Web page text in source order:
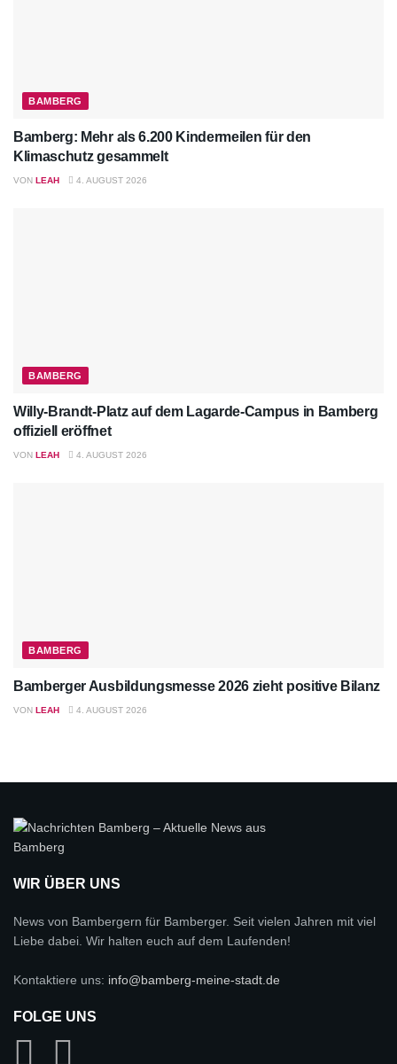
BAMBERG
Bamberg: Mehr als 6.200 Kindermeilen für den
Klimaschutz gesammelt
VON LEAH 4. AUGUST 2026
BAMBERG
Willy-Brandt-Platz auf dem Lagarde-Campus in Bamberg
offiziell eröffnet
VON LEAH 4. AUGUST 2026
BAMBERG
Bamberger Ausbildungsmesse 2026 zieht positive Bilanz
VON LEAH 4. AUGUST 2026
WIR ÜBER UNS
News von Bambergern für Bamberger. Seit vielen Jahren mit viel
Liebe dabei. Wir halten euch auf dem Laufenden!
Kontaktiere uns: info@bamberg-meine-stadt.de
FOLGE UNS